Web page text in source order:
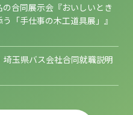
合同展示会『おいしいとき
「手仕事の木工道具展」』
玉県バス会社合同就職説明